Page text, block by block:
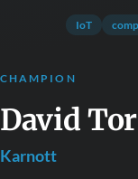
IoT
CHAMPION
David
Karnott